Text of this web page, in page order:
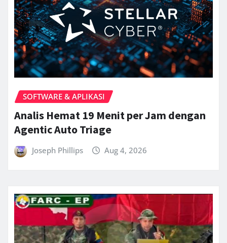
SOFTWARE & APLIKASI
Analis Hemat 19 Menit per Jam dengan
Agentic Auto Triage
Joseph Phillips Aug 4, 2026